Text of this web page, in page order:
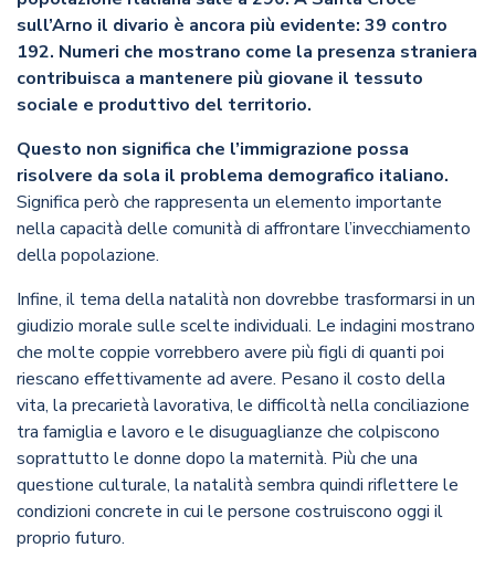
sull’Arno il divario è ancora più evidente: 39 contro
192. Numeri che mostrano come la presenza straniera
contribuisca a mantenere più giovane il tessuto
sociale e produttivo del territorio.
Questo non significa che l’immigrazione possa
risolvere da sola il problema demografico italiano.
Significa però che rappresenta un elemento importante
nella capacità delle comunità di affrontare l’invecchiamento
della popolazione.
Infine, il tema della natalità non dovrebbe trasformarsi in un
giudizio morale sulle scelte individuali. Le indagini mostrano
che molte coppie vorrebbero avere più figli di quanti poi
riescano effettivamente ad avere. Pesano il costo della
vita, la precarietà lavorativa, le difficoltà nella conciliazione
tra famiglia e lavoro e le disuguaglianze che colpiscono
soprattutto le donne dopo la maternità. Più che una
questione culturale, la natalità sembra quindi riflettere le
condizioni concrete in cui le persone costruiscono oggi il
proprio futuro.